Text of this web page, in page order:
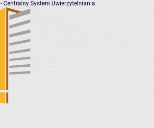
- Centralny System Uwierzytelniania